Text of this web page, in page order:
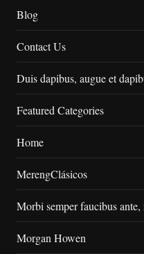
Blog
Contact Us
Duis dapibus, augue et
Featured Categories
Home
MerengClásicos
Morbi semper faucibus
Morgan Howen